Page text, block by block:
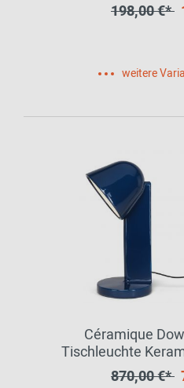
198,00 €*
weitere
Céramique
Tischleuchte
870,00 €*